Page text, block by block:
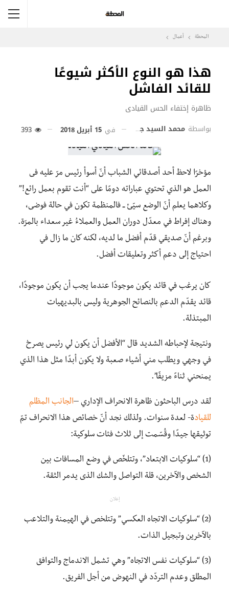
المحطة أعمال
هذا هو النوع الأكثر شيوعًا
للقائد الفاشل
ظاهرة إختفاء الحس القيادى
بواسطة محمد السيد جمعة في 15 أبريل 2018
مؤخرًا لاحظ أحد أصدقائي الشباب أنّ أسوأ رئيس مرّ عليه فى
العمل هو الذي تحتوي عباراته دومًا على “أنت تقوم بعمل رائع!”
وكلاهما يعلم أنّ الوضع سيّئ ــ فالمنظمة تكون في حالة فوضى،
وهناك إفراط في معدّل دوران العمل والعملاءُ غير سعداء بالمرّة.
وبرغم أنّ صديقي قدّم أفضل ما لديه، لكنه كان ما زال في
احتياج إلى دعم أكثر وتعليقات أفضل.
كان يرغب في قائد يكون موجودًا عندما يجب أن يكون موجودًا،
قائد يقدّم الدعم بالنصائح الجوهرية وليس بالبديهيات
المبتذلة.
ونتيجة لإحباطه الشديد قال “الأفضل أن يكون لي رئيس يصرخ
في وجهي ويطلب مني أشياء صعبة ولا يكون أبدًا مثل هذا الذي
يمنحني ثناءً مزيفًا”.
لقد درس الباحثون ظاهرة الانحراف الإداري –الجانب المظلم
للقيادة- لعدة سنوات. ولذلك نجد أنّ خصائص هذا الانحراف تمّ
توثيقها جيدًا وقُسّمت إلى ثلاث فئات سلوكية:
(1) “سلوكيات الابتعاد”، وتتلخّص في وضع المسافات بين
الشخص والآخرين، قلة التواصل والشك الذى يدمر الثقة.
إعلان
(2) “سلوكيات الاتجاه العكسي” وتتلخص في الهيمنة والتلاعب
بالآخرين وتبجيل الذات.
(3) “سلوكيات نفس الاتجاه” وهي تشمل الاندماج والتوافق
المطلق وعدم التردّد في النهوض من أجل الفريق.